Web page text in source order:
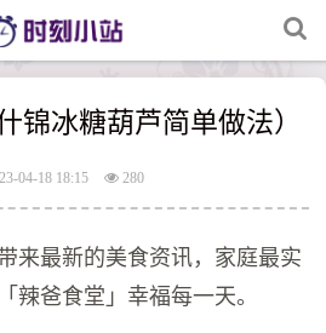
锦冰糖葫芦简单做法）
04-18 18:15 280
来最新的美食资讯，家庭最实
辣爸食堂」幸福每一天。